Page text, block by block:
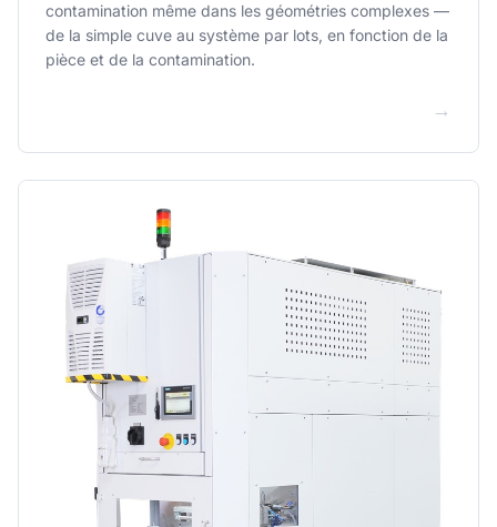
contamination même dans les géométries complexes —
de la simple cuve au système par lots, en fonction de la
pièce et de la contamination.
→